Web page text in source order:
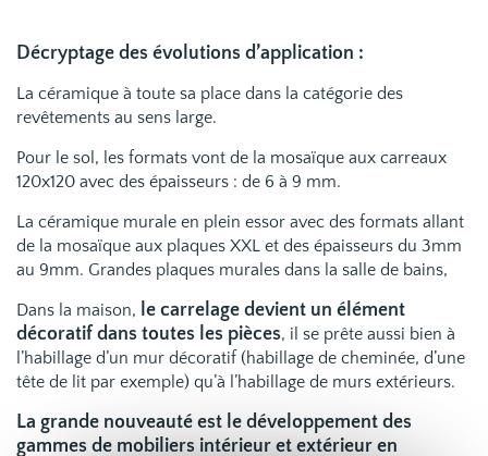
Décryptage des évolutions d’application :
La céramique à toute sa place dans la catégorie des
revêtements au sens large.
Pour le sol, les formats vont de la mosaïque aux carreaux
120x120 avec des épaisseurs : de 6 à 9 mm.
La céramique murale en plein essor avec des formats allant
de la mosaïque aux plaques XXL et des épaisseurs du 3mm
au 9mm. Grandes plaques murales dans la salle de bains,
Dans la maison, le carrelage devient un élément
décoratif dans toutes les pièces, il se prête aussi bien à
l’habillage d’un mur décoratif (habillage de cheminée, d’une
tête de lit par exemple) qu’à l’habillage de murs extérieurs.
La grande nouveauté est le développement des
gammes de mobiliers intérieur et extérieur en